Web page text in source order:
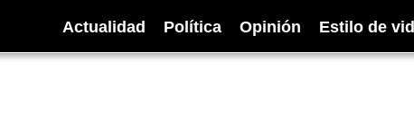
Actualidad Política Opinión Estilo de